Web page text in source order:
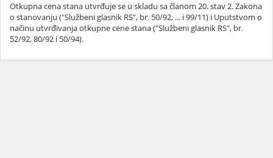
Otkupna cena stana utvrđuje se u skladu sa članom 20. stav 2. Zakona
o stanovanju ("Službeni glasnik RS", br. 50/92, ... i 99/11) i Uputstvom o
načinu utvrđivanja otkupne cene stana ("Službeni glasnik RS", br.
52/92, 80/92 i 50/94).